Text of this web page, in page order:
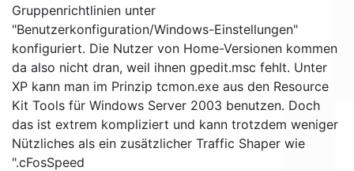
Gruppenrichtlinien unter
"Benutzerkonfiguration/Windows-Einstellungen"
konfiguriert. Die Nutzer von Home-Versionen kommen
da also nicht dran, weil ihnen gpedit.msc fehlt. Unter
XP kann man im Prinzip tcmon.exe aus den Resource
Kit Tools für Windows Server 2003 benutzen. Doch
das ist extrem kompliziert und kann trotzdem weniger
Nützliches als ein zusätzlicher Traffic Shaper wie
cFosSpeed."